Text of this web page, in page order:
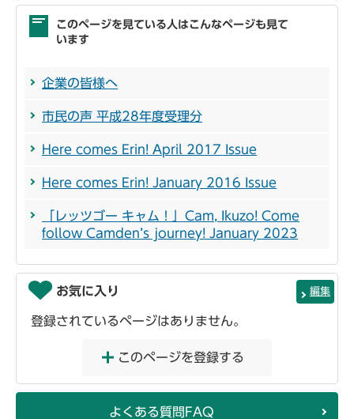
このページを見ている人はこんなページも見て
います
企業の皆様へ
市民の声 平成28年度受理分
Here comes Erin! April 2017 Issue
Here comes Erin! January 2016 Issue
「レッツゴー キャム！」Cam, Ikuzo! Come
follow Camden’s journey! January 2023
お気に入り 編集
登録されているページはありません。
このページを登録する
よくある質問FAQ